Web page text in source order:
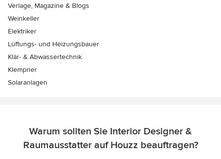
Verlage, Magazine & Blogs
Weinkeller
Elektriker
Lüftungs- und Heizungsbauer
Klär- & Abwassertechnik
Klempner
Solaranlagen
Warum sollten Sie Interior Designer &
Raumausstatter auf Houzz beauftragen?